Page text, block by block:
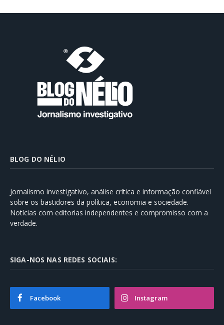
BLOG DO NÉLIO
Jornalismo investigativo, análise crítica e informação confiável
sobre os bastidores da política, economia e sociedade.
Notícias com editorias independentes e compromisso com a
verdade.
SIGA-NOS NAS REDES SOCIAIS:
Facebook Instagram